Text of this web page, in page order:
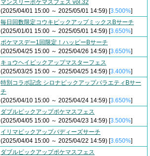
マンスリーポケマスフェス vol.32
(2025/04/01 15:00 ～ 2025/05/01 14:59) [3.500%]
毎日回数限定コウキピックアップミックスBサーチ
(2025/01/01 15:00 ～ 2025/05/01 14:59) [3.650%]
ポケマスデー1回限定！ハッピーBサーチ
(2025/04/25 15:00 ～ 2025/04/26 14:59) [3.650%]
キョウヘイピックアップマスターフェス
(2025/03/25 15:00 ～ 2025/04/25 14:59) [3.400%]
特別コラボ記念 シロナピックアップバラエティBサー
チ
(2025/04/10 15:00 ～ 2025/04/24 14:59) [3.650%]
ダブルピックアップポケマスフェス
(2025/04/05 15:00 ～ 2025/04/23 14:59) [3.500%]
イリマピックアップバディーズサーチ
(2025/04/04 15:00 ～ 2025/04/22 14:59) [3.650%]
ダブルピックアップポケマスフェス